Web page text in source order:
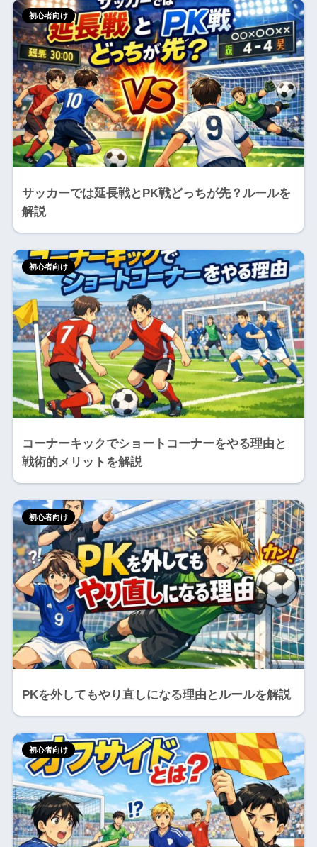
サッカーでは延長戦とPK戦どっちが先？ルールを
解説
初心者向け
コーナーキックでショートコーナーをやる理由と
戦術的メリットを解説
初心者向け
PKを外してもやり直しになる理由とルールを解説
初心者向け
初心者向け